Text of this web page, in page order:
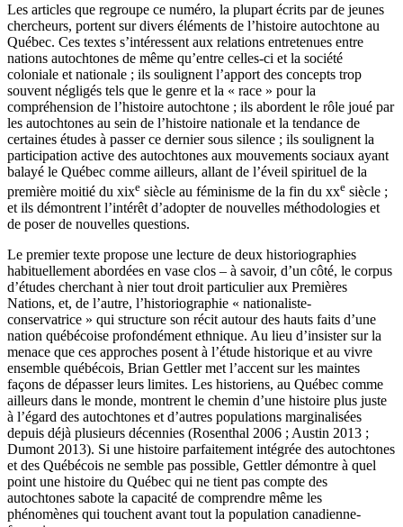
Les articles que regroupe ce numéro, la plupart écrits par de jeunes
chercheurs, portent sur divers éléments de l’histoire autochtone au
Québec. Ces textes s’intéressent aux relations entretenues entre
nations autochtones de même qu’entre celles-ci et la société
coloniale et nationale ; ils soulignent l’apport des concepts trop
souvent négligés tels que le genre et la « race » pour la
compréhension de l’histoire autochtone ; ils abordent le rôle joué par
les autochtones au sein de l’histoire nationale et la tendance de
certaines études à passer ce dernier sous silence ; ils soulignent la
participation active des autochtones aux mouvements sociaux ayant
balayé le Québec comme ailleurs, allant de l’éveil spirituel de la
première moitié du xixe siècle au féminisme de la fin du xxe siècle ;
et ils démontrent l’intérêt d’adopter de nouvelles méthodologies et
de poser de nouvelles questions.
Le premier texte propose une lecture de deux historiographies
habituellement abordées en vase clos – à savoir, d’un côté, le corpus
d’études cherchant à nier tout droit particulier aux Premières
Nations, et, de l’autre, l’historiographie « nationaliste-
conservatrice » qui structure son récit autour des hauts faits d’une
nation québécoise profondément ethnique. Au lieu d’insister sur la
menace que ces approches posent à l’étude historique et au vivre
ensemble québécois, Brian Gettler met l’accent sur les maintes
façons de dépasser leurs limites. Les historiens, au Québec comme
ailleurs dans le monde, montrent le chemin d’une histoire plus juste
à l’égard des autochtones et d’autres populations marginalisées
depuis déjà plusieurs décennies (Rosenthal 2006 ; Austin 2013 ;
Dumont 2013). Si une histoire parfaitement intégrée des autochtones
et des Québécois ne semble pas possible, Gettler démontre à quel
point une histoire du Québec qui ne tient pas compte des
autochtones sabote la capacité de comprendre même les
phénomènes qui touchent avant tout la population canadienne-